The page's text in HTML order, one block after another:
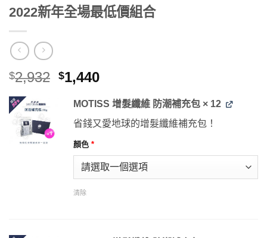
2022新年全場最低價組合
$2,932 原
格：
$2,932。
$1,440目
價
格：
$1,440。
MOTISS 增髮纖維 防潮補充包× 12
省錢又愛地球的增髮纖維補充包！
顏色 *
清除